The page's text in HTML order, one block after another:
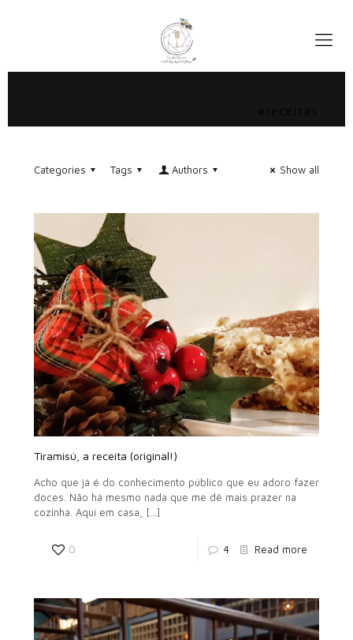
Categories Tags Authors Show all
Tiramisú, a receita (original!)
Acho que já é do conhecimento público que eu adoro fazer
doces. Não há mesmo nada que me dê mais prazer na
cozinha. Aqui em casa,
[…]
0 4 Read more